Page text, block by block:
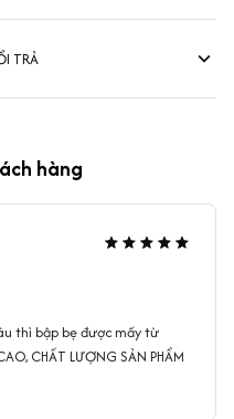
TRẢ
hàng
thì bập bẹ được mấy từ
CHẤT LƯỢNG SẢN PHẨM